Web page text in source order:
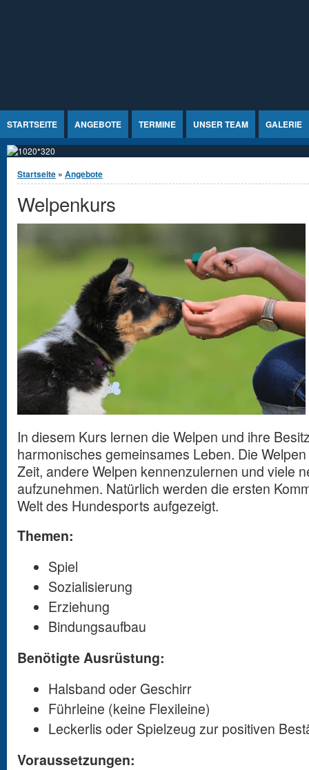
STARTSEITE ANGEBOTE TERMINE UNSER TEAM GALERIE
Sie sind hier
Startseite » Angebote
Welpenkurs
In diesem Kurs lernen die Welpen und ihre
harmonisches gemeinsames Leben. Die
Zeit, andere Welpen kennenzulernen und viele
aufzunehmen. Natürlich werden die ersten
Welt des Hundesports aufgezeigt.
Themen:
Spiel
Sozialisierung
Erziehung
Bindungsaufbau
Benötigte Ausrüstung:
Halsband oder Geschirr
Führleine (keine Flexileine)
Leckerlis oder Spielzeug zur positiven
Voraussetzungen: